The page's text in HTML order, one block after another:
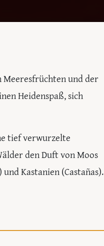
und der
Heidenspaß, sich
tief verwurzelte
den Duft von Moos
Kastanien (Castañas).